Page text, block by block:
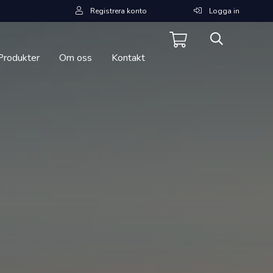
Registrera konto Logga in
Om oss Kontakt